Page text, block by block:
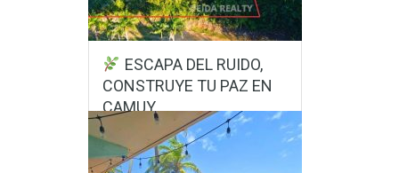
ESCAPA DEL RUIDO,
CONSTRUYE TU PAZ EN
CAMUY.
Bo. Zanjas, Sector Vieques, Camuy
PR.